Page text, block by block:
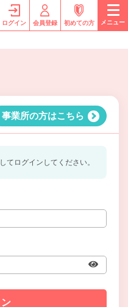
ログイン 会員登録 初めての方 メニュー
事業所の方はこちら
てログインしてください。